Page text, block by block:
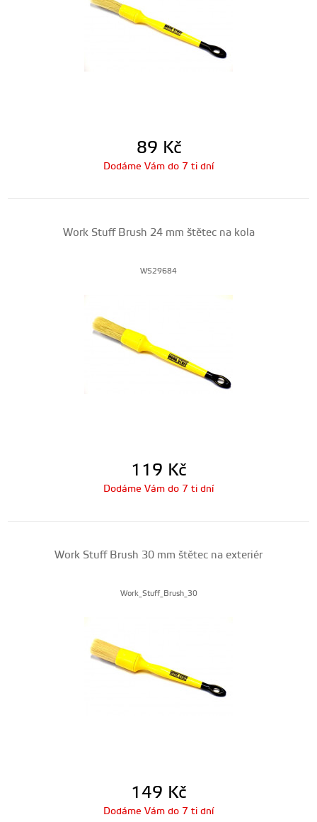
89 Kč
Dodáme Vám do 7 ti dní
Work Stuff Brush 24 mm štětec na kola
WS29684
119 Kč
Dodáme Vám do 7 ti dní
Work Stuff Brush 30 mm štětec na exteriér
Work_Stuff_Brush_30
149 Kč
Dodáme Vám do 7 ti dní